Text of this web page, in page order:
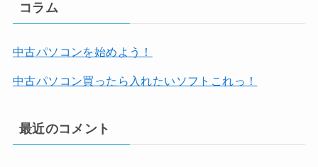
コラム
中古パソコンを始めよう！
中古パソコン買ったら入れたいソフトこれっ！
最近のコメント